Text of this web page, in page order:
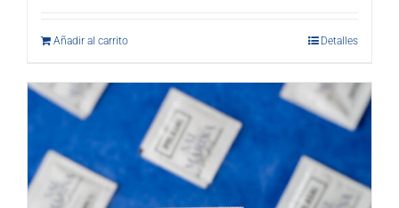
Añadir al carrito Detalles